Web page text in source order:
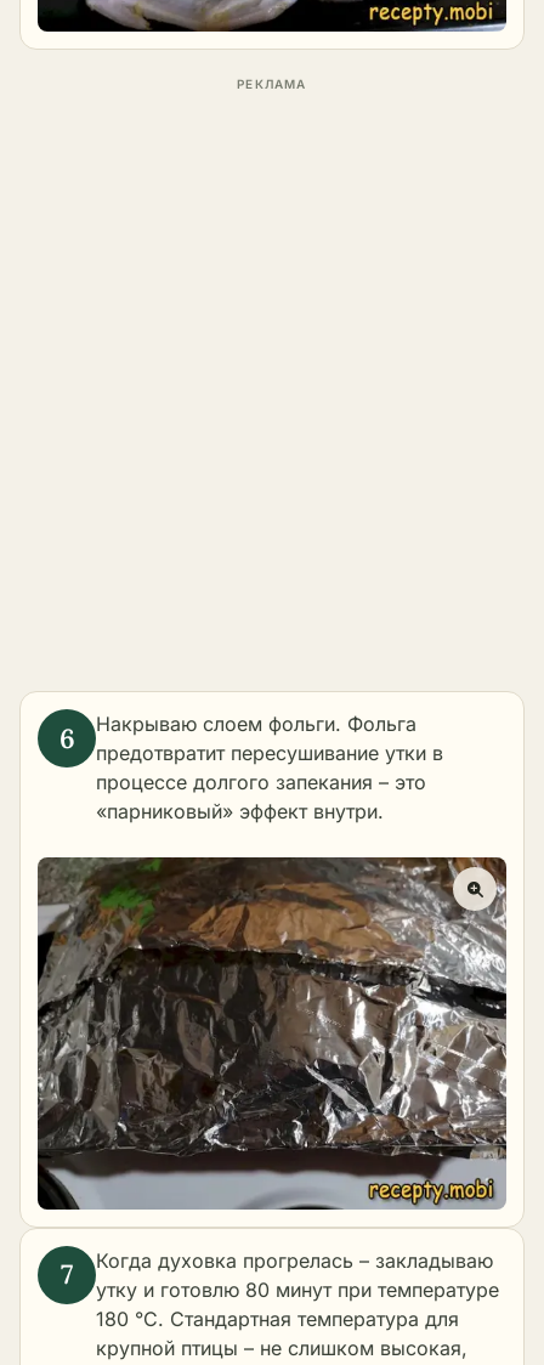
Накрываю слоем фольги. Фольга
предотвратит пересушивание утки в
процессе долгого запекания – это
«парниковый» эффект внутри.
Когда духовка прогрелась – закладываю
утку и готовлю 80 минут при температуре
180 °C. Стандартная температура для
крупной птицы – не слишком высокая,